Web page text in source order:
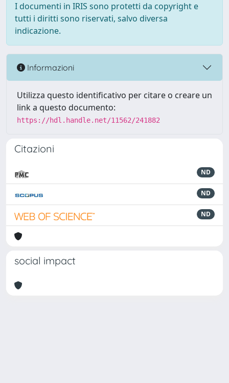
I documenti in IRIS sono protetti da copyright e
tutti i diritti sono riservati, salvo diversa
indicazione.
Informazioni
Utilizza questo identificativo per citare o creare un
link a questo documento:
https://hdl.handle.net/11562/241882
Citazioni
ND
ND
ND
social impact